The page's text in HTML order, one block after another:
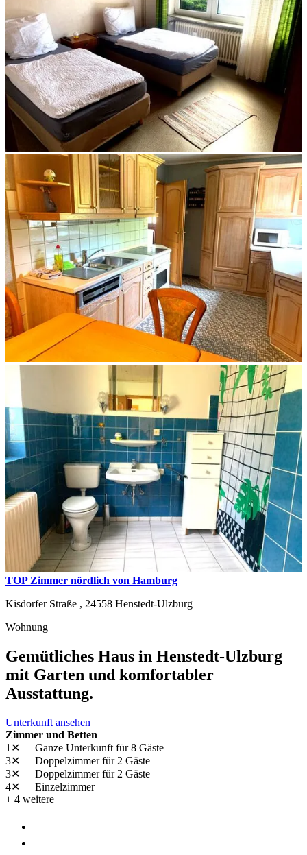
TOP Zimmer nördlich von Hamburg
Kisdorfer Straße , 24558 Henstedt-Ulzburg
Wohnung
Gemütliches Haus in Henstedt-Ulzburg
mit Garten und komfortabler
Ausstattung.
Unterkunft ansehen
Zimmer und Betten
1✕
Ganze Unterkunft für 8 Gäste
3✕
Doppelzimmerfür 2 Gäste
3✕
Doppelzimmerfür 2 Gäste
4✕
Einzelzimmer
+ 4 weitere